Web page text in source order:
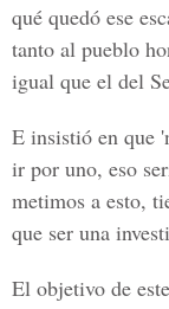
qué quedó ese
tanto al pueblo
igual que el del
E insistió en que
ir por uno, eso
metimos a esto,
que ser una
El objetivo de